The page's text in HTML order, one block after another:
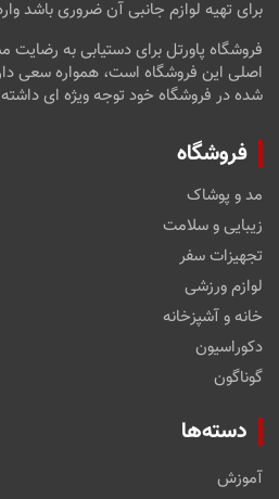
برای تهیه لوازم جانبی آن ضروری باشد
فروشگاه پاورتل برای دستیابی به
اصلی این فروشگاه است، همواره سعی
شده در فروشگاه خود توجه ویژه ای
فروشگاه
مد و پوشاک
زیبایی و سلامت
تجهیزات سفر
لوازم ورزشی
خانه و آشپزخانه
دکوراسیون
گوناگون
دسته‌ها
آموزش